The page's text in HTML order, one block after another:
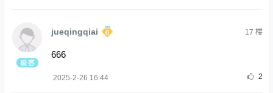
jueqingqiai 17 楼
666
2025-2-26 16:44 2